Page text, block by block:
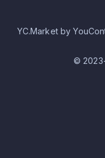
YC.Market by
©